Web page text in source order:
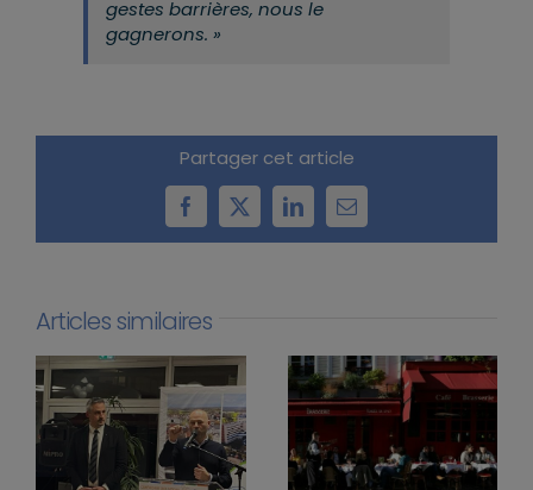
gestes barrières, nous le
gagnerons. »
Partager cet article
Facebook
X LinkedInEmail
Articles similaires